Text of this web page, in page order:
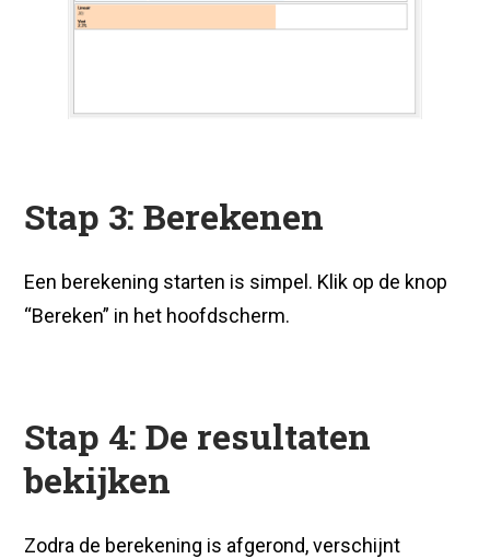
Stap 3: Berekenen
Een berekening starten is simpel. Klik op de knop
“Bereken” in het hoofdscherm.
Stap 4: De resultaten
bekijken
Zodra de berekening is afgerond, verschijnt